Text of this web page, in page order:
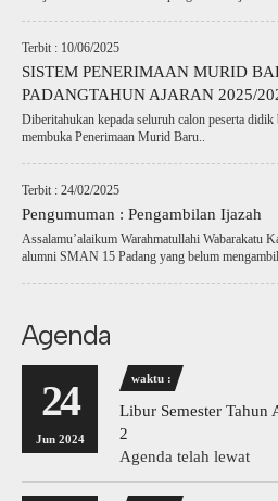
Terbit : 10/06/2025
SISTEM PENERIMAAN MURID
PADANGTAHUN AJARAN 2025/
Diberitahukan kepada seluruh calon peserta
membuka Penerimaan Murid Baru..
Terbit : 24/02/2025
Pengumuman : Pengambilan Ijazah
Assalamu’alaikum Warahmatullahi Wabarakatu
alumni SMAN 15 Padang yang belum
Agenda
24
Jun 2024
waktu :
Libur Semester Tahun
2
Agenda telah lewat